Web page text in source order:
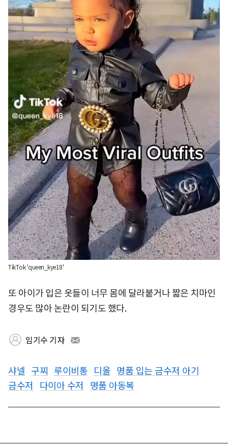
TikTok 'queen_kye18'
또 아이가 입은 옷들이 너무 몸에 달라붙거나 짧은 치마인
경우도 많아 논란이 되기도 했다.
임기수 기자
샤넬 구찌 루이비통 디올 명품 입는 금수저 아기
금수저
다이아 수저 명품 아동복